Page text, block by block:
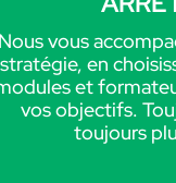
Nous vous
stratégie, en
et
vos objectifs.
toujours